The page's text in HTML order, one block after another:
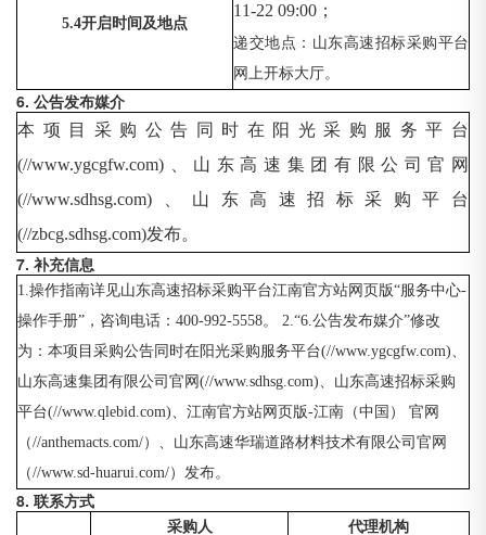
5.4开启时间及地点
11-22 09:00；
递交地点：山东高速招标采购平台
网上开标大厅。
6. 公告发布媒介
本项目采购公告同时在阳光采购服务平台
(//www.ygcgfw.com)、山东高速集团有限公司官网
(//www.sdhsg.com)、山东高速招标采购平台
(//zbcg.sdhsg.com)发布。
7. 补充信息
1.操作指南详见山东高速招标采购平台江南官方站网页版“服务中心-
操作手册”，咨询电话：400-992-5558。 2.“6.公告发布媒介”修改
为：本项目采购公告同时在阳光采购服务平台(//www.ygcgfw.com)、
山东高速集团有限公司官网(//www.sdhsg.com)、山东高速招标采购
平台(//www.qlebid.com)、江南官方站网页版-江南（中国） 官网
（//anthemacts.com/）、山东高速华瑞道路材料技术有限公司官网
（//www.sd-huarui.com/）发布。
8. 联系方式
采购人 代理机构